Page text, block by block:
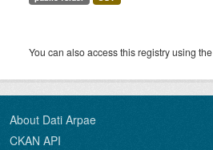
You can also access this registry using the
About Dati Arpae
CKAN API